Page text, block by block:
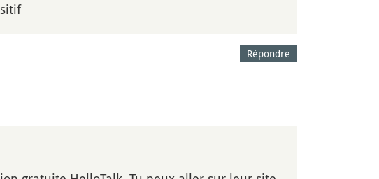
Répondre